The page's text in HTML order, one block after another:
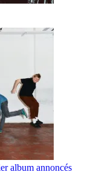
album annoncés